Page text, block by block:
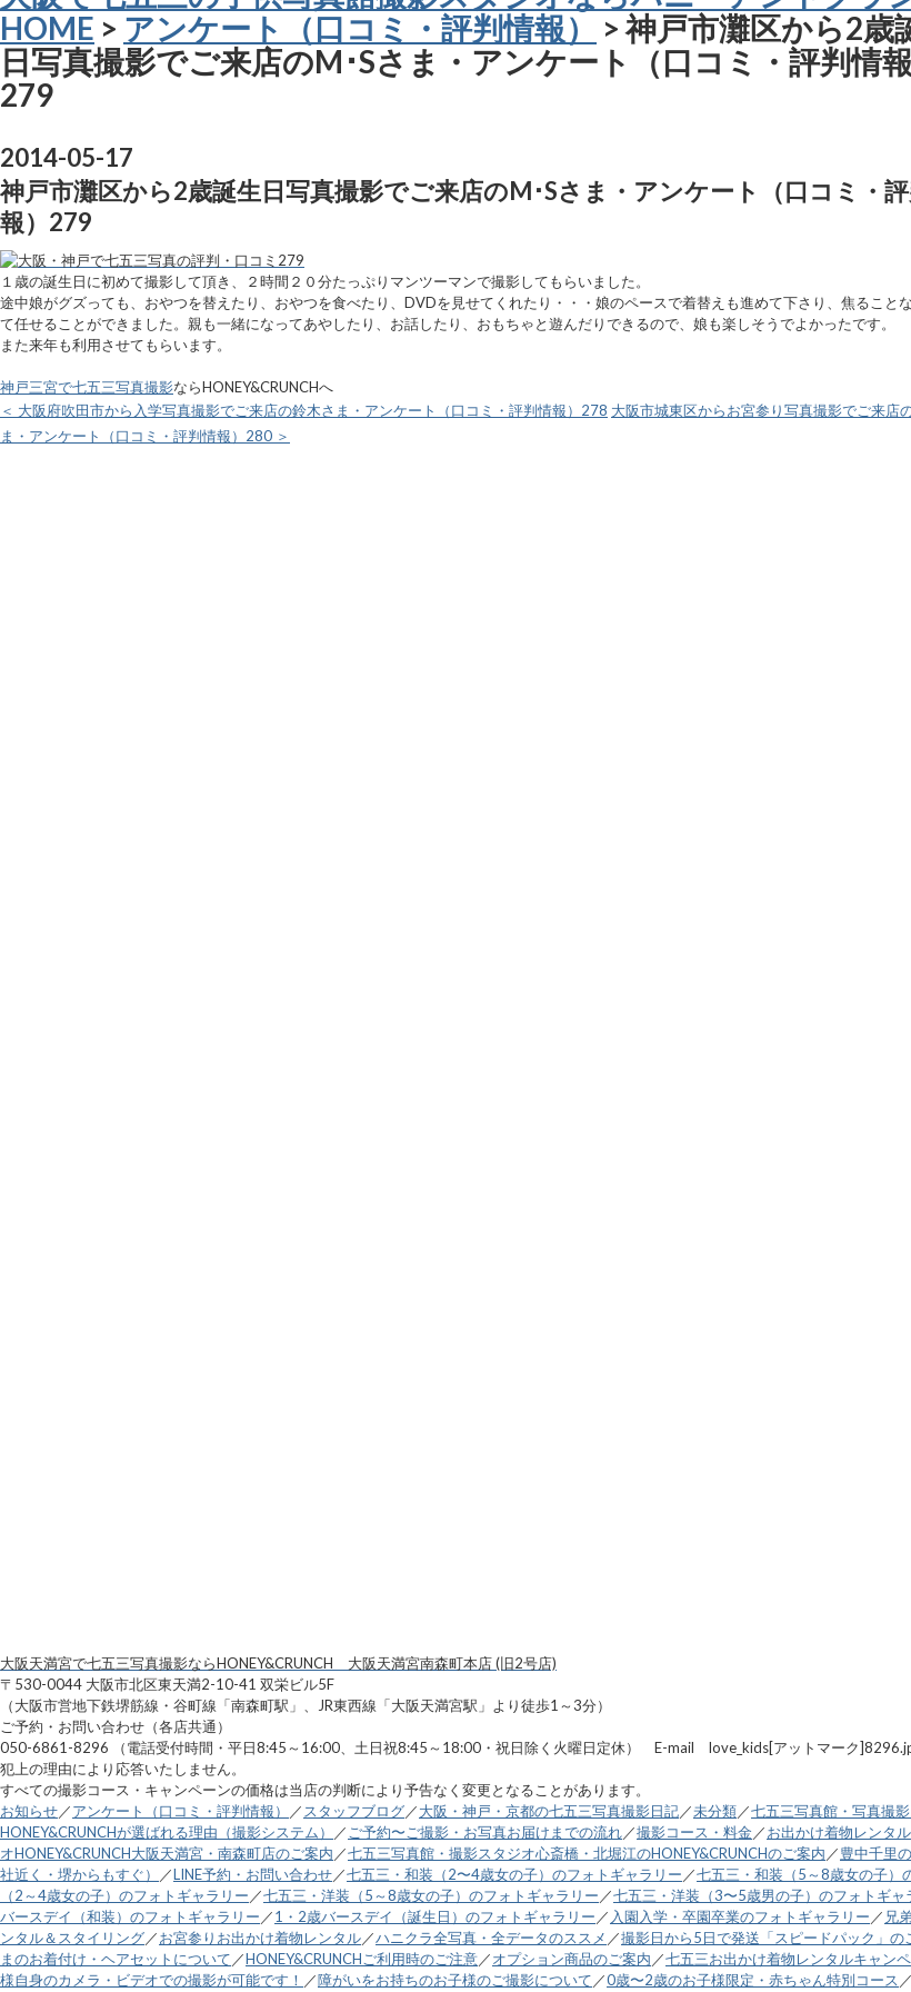
HOME > アンケート（口コミ・評判情報）
> 神戸市灘区から2歳
日写真撮影でご来店のM･Sさま・アンケート（口コミ・評判情報
279
2014-05-17
神戸市灘区から2歳誕生日写真撮影でご来店のM･Sさま・アンケート（口コミ・
報）279
１歳の誕生日に初めて撮影して頂き、２時間２０分たっぷりマンツーマンで撮影してもらいました。
途中娘がグズっても、おやつを替えたり、おやつを食べたり、DVDを見せてくれたり・・・娘のペースで着替えも進めて下さり、焦ること
て任せることができました。親も一緒になってあやしたり、お話したり、おもちゃと遊んだりできるので、娘も楽しそうでよかったです。
また来年も利用させてもらいます。
神戸三宮で七五三写真撮影ならHONEY&CRUNCHへ
＜ 大阪府吹田市から入学写真撮影でご来店の鈴木さま・アンケート（口コミ・評判情報）278 大阪市城東区からお宮参り写真撮影でご来店
ま・アンケート（口コミ・評判情報）280 ＞
大阪天満宮で七五三写真撮影ならHONEY&CRUNCH 大阪天満宮南森町本店 (旧2号店)
〒530-0044 大阪市北区東天満2-10-41 双栄ビル5F
（大阪市営地下鉄堺筋線・谷町線「南森町駅」、JR東西線「大阪天満宮駅」より徒歩1～3分）
ご予約・お問い合わせ（各店共通）
050-6861-8296 （電話受付時間・平日8:45～16:00、土日祝8:45～18:00・祝日除く火曜日定休） E-mail love_kids[アットマーク
犯上の理由により応答いたしません。
すべての撮影コース・キャンペーンの価格は当店の判断により予告なく変更となることがあります。
お知らせ／アンケート（口コミ・評判情報） ／ スタッフブログ／大阪・神戸・京都の七五三写真撮影日記／未分類／七五三写真館・写真撮
HONEY&CRUNCHが選ばれる理由（撮影システム）
／ ご予約〜ご撮影・お写真お届けまでの流れ／撮影コース・料金／お出かけ着物レンタル
オHONEY&CRUNCH大阪天満宮・南森町店のご案内 ／七五三写真館・撮影スタジオ心斎橋・北堀江のHONEY&CRUNCHのご案内 ／豊中千里
社近く・堺からもすぐ）
／LINE予約・お問い合わせ／七五三・和装（2〜4歳女の子）のフォトギャラリー ／七五三・和装（5～8歳女の子）
（2～4歳女の子）のフォトギャラリー ／七五三・洋装（5～8歳女の子）のフォトギャラリー ／七五三・洋装（3〜5歳男の子）のフォトギャ
バースデイ（和装）のフォトギャラリー ／1・2歳バースデイ（誕生日）のフォトギャラリー ／ 入園入学・卒園卒業のフォトギャラリー ／ 兄
ンタル＆スタイリング／お宮参りお出かけ着物レンタル／ハニクラ全写真・全データのススメ ／撮影日から5日で発送「スピードパック」の
まのお着付け・ヘアセットについて ／HONEY&CRUNCHご利用時のご注意／オプション商品のご案内 ／七五三お出かけ着物レンタルキャン
様自身のカメラ・ビデオでの撮影が可能です！ ／障がいをお持ちのお子様のご撮影について ／0歳〜2歳のお子様限定・赤ちゃん特別コース ／